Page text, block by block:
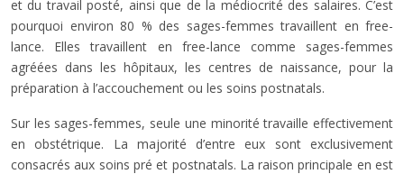
et du travail posté, ainsi que de la médiocrité des salaires. C’est
pourquoi environ 80 % des sages-femmes travaillent en free-
lance. Elles travaillent en free-lance comme sages-femmes
agréées dans les hôpitaux, les centres de naissance, pour la
préparation à l’accouchement ou les soins postnatals.
Sur les sages-femmes, seule une minorité travaille effectivement
en obstétrique. La majorité d’entre eux sont exclusivement
consacrés aux soins pré et postnatals. La raison principale en est